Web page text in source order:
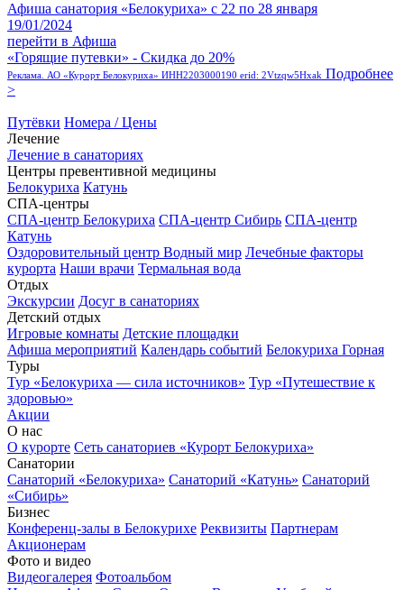
Афиша санатория «Белокуриха» с 22 по 28 января
19/01/2024
перейти в Афиша
«Горящие путевки» - Скидка до 20%
Реклама. АО «Курорт Белокуриха» ИНН2203000190 erid: 2Vtzqw5Hxak Подробнее
>
Путёвки Номера / Цены
Лечение
Лечение в санаториях
Центры превентивной медицины
Белокуриха Катунь
СПА-центры
СПА-центр Белокуриха СПА-центр Сибирь СПА-центр
Катунь
Оздоровительный центр Водный мир Лечебные факторы
курорта Наши врачи Термальная вода
Отдых
Экскурсии Досуг в санаториях
Детский отдых
Игровые комнаты Детские площадки
Афиша мероприятий Календарь событий Белокуриха Горная
Туры
Тур «Белокуриха — сила источников» Тур «Путешествие к
здоровью»
Акции
О нас
О курорте Сеть санаториев «Курорт Белокуриха»
Санатории
Санаторий «Белокуриха» Санаторий «Катунь» Санаторий
«Сибирь»
Бизнес
Конференц-залы в Белокурихе Реквизиты Партнерам
Акционерам
Фото и видео
Видеогалерея Фотоальбом